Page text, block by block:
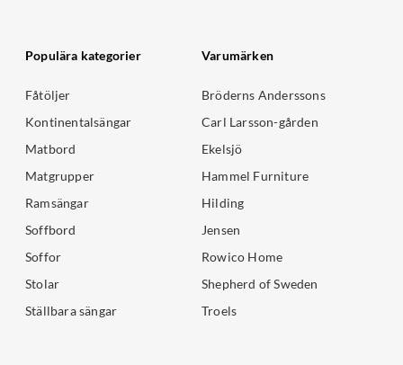
Populära kategorier
Fåtöljer
Kontinentalsängar
Matbord
Matgrupper
Ramsängar
Soffbord
Soffor
Stolar
Ställbara sängar
Varumärken
Bröderns Anderssons
Carl Larsson-gården
Ekelsjö
Hammel Furniture
Hilding
Jensen
Rowico Home
Shepherd of Sweden
Troels